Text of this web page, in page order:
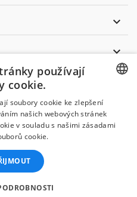


CZECH
používají
cookie.
soubory cookie ke zlepšení
našich webových stránek
v souladu s našimi zásadami
cookie.